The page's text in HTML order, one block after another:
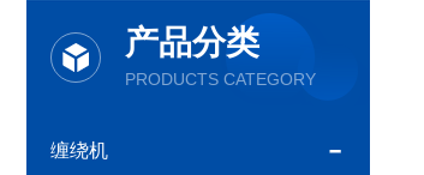
产品分类
PRODUCTS CATEGORY
缠绕机